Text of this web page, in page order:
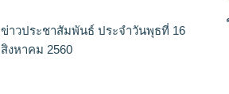
ข่าวประชาสัมพันธ์ ประจำวันพุธที่ 16
สิงหาคม 2560